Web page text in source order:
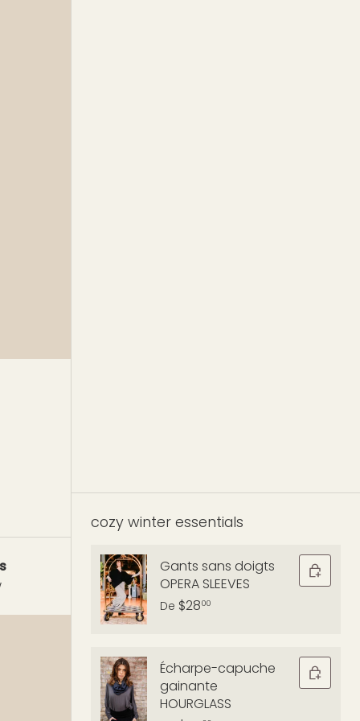
cozy winter essentials
Gants sans doigts
OPERA SLEEVES
De $2800
Écharpe-capuche
gainante
HOURGLASS